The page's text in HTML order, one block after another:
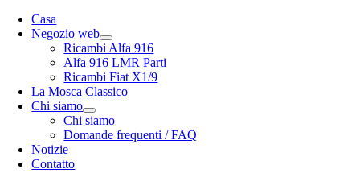
Casa
Negozio web
Ricambi Alfa 916
Alfa 916 LMR Parti
Ricambi Fiat X1/9
La Mosca Classico
Chi siamo
Chi siamo
Domande frequenti / FAQ
Notizie
Contatto